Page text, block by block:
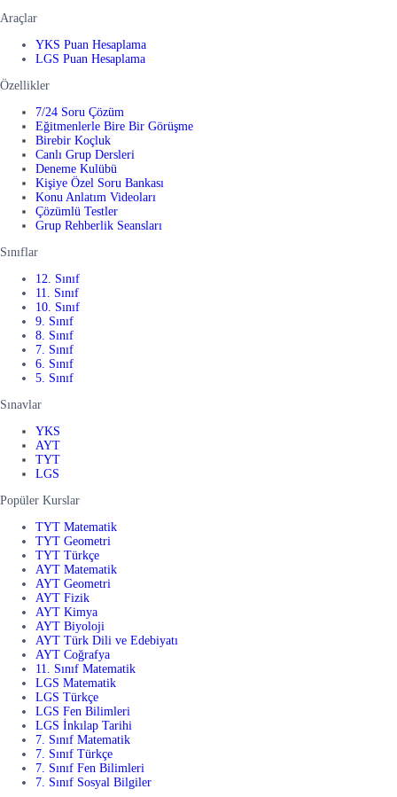
Araçlar
YKS Puan Hesaplama
LGS Puan Hesaplama
Özellikler
7/24 Soru Çözüm
Eğitmenlerle Bire Bir Görüşme
Birebir Koçluk
Canlı Grup Dersleri
Deneme Kulübü
Kişiye Özel Soru Bankası
Konu Anlatım Videoları
Çözümlü Testler
Grup Rehberlik Seansları
Sınıflar
12. Sınıf
11. Sınıf
10. Sınıf
9. Sınıf
8. Sınıf
7. Sınıf
6. Sınıf
5. Sınıf
Sınavlar
YKS
AYT
TYT
LGS
Popüler Kurslar
TYT Matematik
TYT Geometri
TYT Türkçe
AYT Matematik
AYT Geometri
AYT Fizik
AYT Kimya
AYT Biyoloji
AYT Türk Dili ve Edebiyatı
AYT Coğrafya
11. Sınıf Matematik
LGS Matematik
LGS Türkçe
LGS Fen Bilimleri
LGS İnkılap Tarihi
7. Sınıf Matematik
7. Sınıf Türkçe
7. Sınıf Fen Bilimleri
7. Sınıf Sosyal Bilgiler